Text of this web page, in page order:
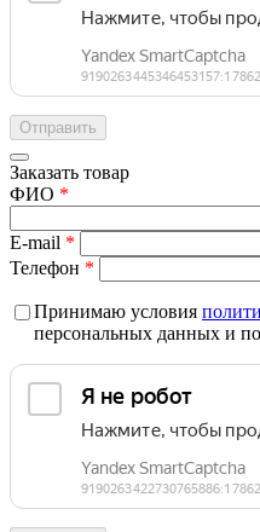
Заказать товар
ФИО *
E-mail *
Телефон *
Принимаю условия
персональных данных и